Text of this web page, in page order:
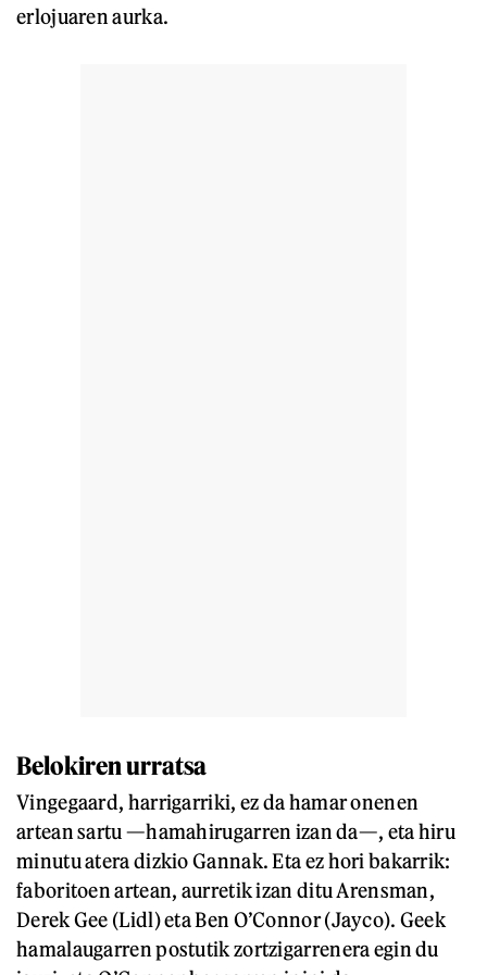
erlojuaren aurka.
Belokiren urratsa
Vingegaard, harrigarriki, ez da hamar onenen
artean sartu —hamahirugarren izan da—, eta hiru
minutu atera dizkio Gannak. Eta ez hori bakarrik:
faboritoen artean, aurretik izan ditu Arensman,
Derek Gee (Lidl) eta Ben O’Connor (Jayco). Geek
hamalaugarren postutik zortzigarrenera egin du